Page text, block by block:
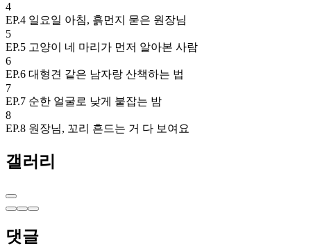
4
EP.4 일요일 아침, 흙먼지 묻은 원장님
5
EP.5 고양이 네 마리가 먼저 알아본 사람
6
EP.6 대형견 같은 남자랑 산책하는 법
7
EP.7 순한 얼굴로 낮게 붙잡는 밤
8
EP.8 원장님, 꼬리 흔드는 거 다 보여요
갤러리
댓글